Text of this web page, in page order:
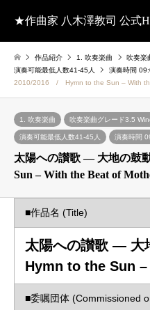
★作曲家 八木澤教司 公式
作品紹介 1. 吹奏楽曲
吹奏楽
演奏可能最低人数41-45人
演奏時間
2010/2016 / Hymn to the Sun – With
1. 吹奏楽曲 吹奏楽曲グレード3.5
演奏可能最低人数41-45人 演奏時間
太陽への讃歌 ― 大地の鼓
Sun – With the Beat of
■作品名 (Title)
太陽への讃歌 ― 大
Hymn to the Sun
■委嘱団体 (Commissioned